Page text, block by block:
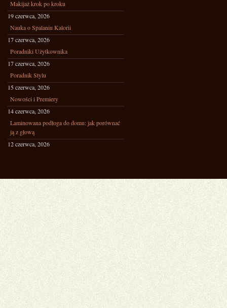
Makijaż krok po kroku
19 czerwca, 2026
Nauka o Spalaniu Kalorii
17 czerwca, 2026
Poradniki Użytkownika
17 czerwca, 2026
Poradnik Stylu
15 czerwca, 2026
Nowości i Premiery
14 czerwca, 2026
Laminowana podłoga do domu: jak porównać
ją z głową
12 czerwca, 2026